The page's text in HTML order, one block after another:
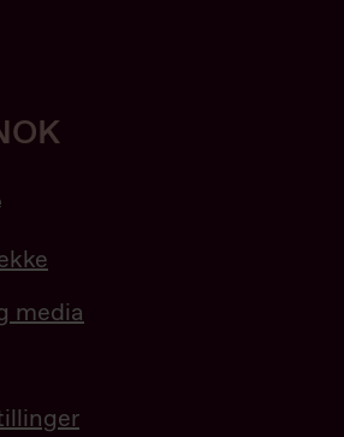
187,4
media